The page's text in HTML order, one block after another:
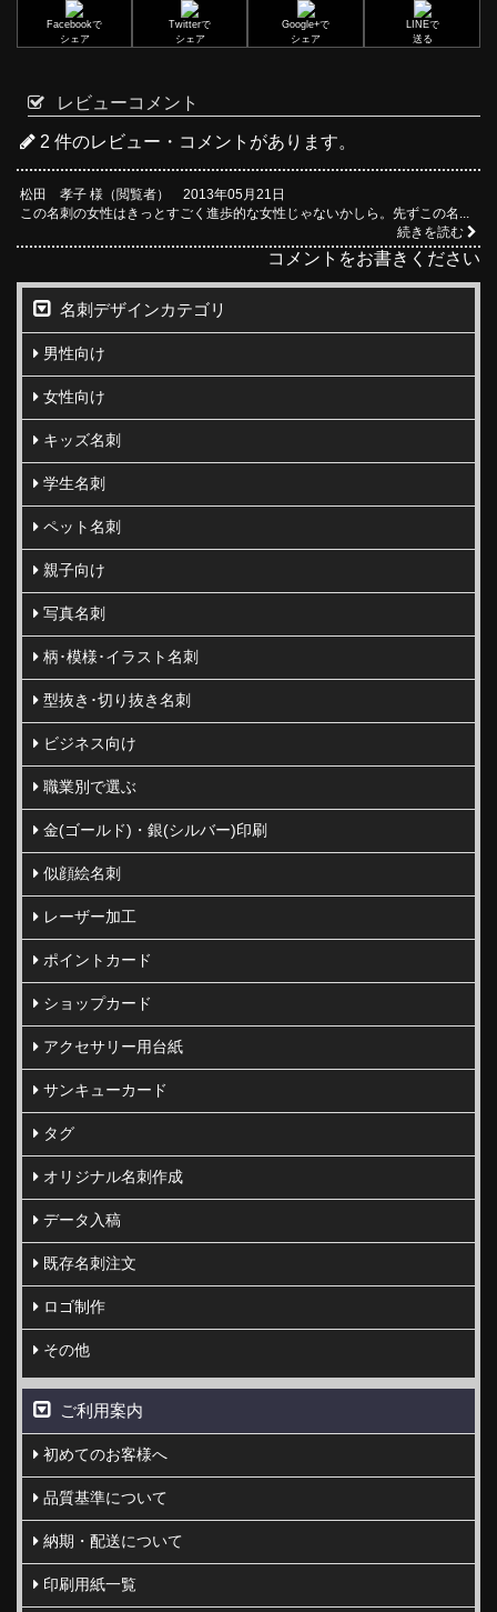
Facebookで
シェア
Twitterで
シェア
Google+で
シェア
LINEで
送る
レビューコメント
2 件のレビュー・コメントがあります。
松田 孝子 様（閲覧者） 2013年05月21日
この名刺の女性はきっとすごく進歩的な女性じゃないかしら。先ずこの名...
続きを読む
コメントをお書きください
名刺デザインカテゴリ
男性向け
女性向け
キッズ名刺
学生名刺
ペット名刺
親子向け
写真名刺
柄･模様･イラスト名刺
型抜き･切り抜き名刺
ビジネス向け
職業別で選ぶ
金(ゴールド)・銀(シルバー)印刷
似顔絵名刺
レーザー加工
ポイントカード
ショップカード
アクセサリー用台紙
サンキューカード
タグ
オリジナル名刺作成
データ入稿
既存名刺注文
ロゴ制作
その他
ご利用案内
初めてのお客様へ
品質基準について
納期・配送について
印刷用紙一覧